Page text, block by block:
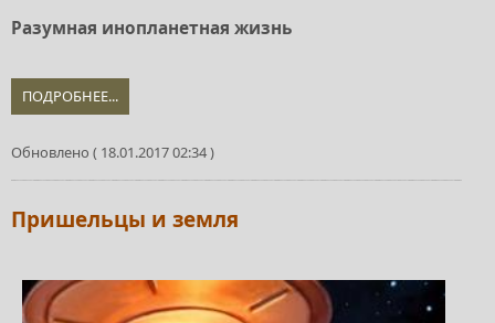
Разумная инопланетная жизнь
ПОДРОБНЕЕ...
Обновлено ( 18.01.2017 02:34 )
Пришельцы и земля